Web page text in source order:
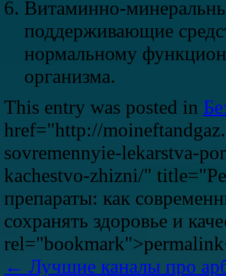
Витаминно-
поддерживающие
нормальному
организма.
This entry was posted in
href="http://
sovremennyie-lekarstva-
kachestvo-zhizni/"
препараты: как
сохранять здоровье и
← Лучшие каналы про